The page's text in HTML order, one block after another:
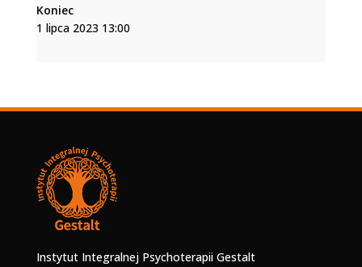
Koniec
1 lipca 2023 13:00
Instytut Integralnej Psychoterapii Gestalt